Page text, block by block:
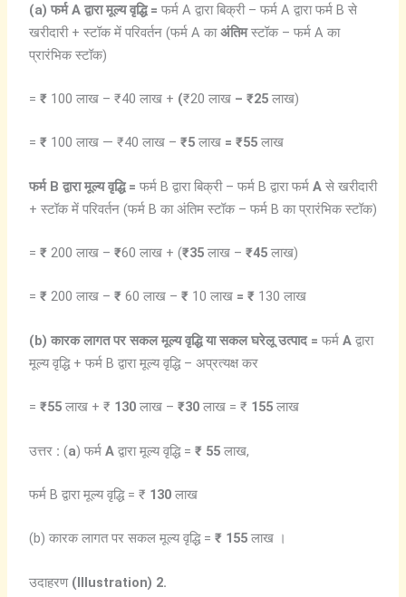
(a) फर्म A द्वारामूल्यवृद्धि = फर्म A द्वारा बिक्री – फर्म A द्वारा फर्म B से
खरीदारी + स्टॉक में परिवर्तन (फर्म A काअंतिमस्टॉक – फर्म A का
प्रारंभिक स्टॉक)
= ₹ 100 लाख – ₹40 लाख + (₹20 लाख – ₹25 लाख)
= ₹ 100 लाख — ₹40 लाख – ₹5 लाख = ₹55 लाख
फर्मB द्वारामूल्यवृद्धि = फर्म B द्वारा बिक्री – फर्म B द्वारा फर्म A से खरीदारी
+ स्टॉक में परिवर्तन (फर्म B का अंतिम स्टॉक – फर्म B का प्रारंभिक स्टॉक)
= ₹ 200 लाख – ₹60 लाख + (₹35 लाख – ₹45 लाख)
= ₹ 200 लाख – ₹ 60 लाख – ₹ 10 लाख = ₹ 130 लाख
(b) कारकलागतपरसकलमूल्यवृद्धियासकलघरेलूउत्पाद = फर्म A द्वारा
मूल्य वृद्धि + फर्म B द्वारा मूल्य वृद्धि – अप्रत्यक्ष कर
= ₹55 लाख + ₹ 130 लाख – ₹30 लाख = ₹ 155 लाख
उत्तर : (a) फर्म A द्वारा मूल्य वृद्धि = ₹ 55 लाख,
फर्म B द्वारा मूल्य वृद्धि = ₹ 130 लाख
(b) कारक लागत पर सकल मूल्य वृद्धि = ₹ 155 लाख ।
उदाहरण (Illustration) 2.